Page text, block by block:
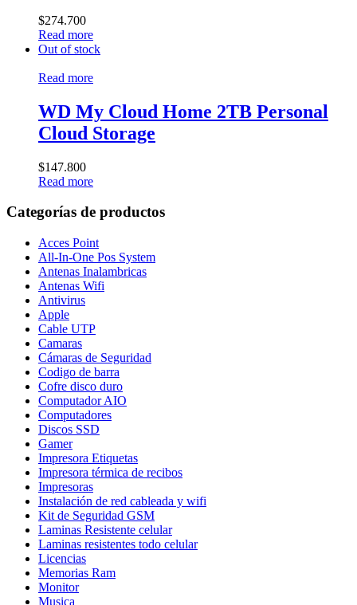
$274.700
Read more
Out of stock
Read more
WD My Cloud Home 2TB Personal
Cloud Storage
$147.800
Read more
Categorías de productos
Acces Point
All-In-One Pos System
Antenas Inalambricas
Antenas Wifi
Antivirus
Apple
Cable UTP
Camaras
Cámaras de Seguridad
Codigo de barra
Cofre disco duro
Computador AIO
Computadores
Discos SSD
Gamer
Impresora Etiquetas
Impresora térmica de recibos
Impresoras
Instalación de red cableada y wifi
Kit de Seguridad GSM
Laminas Resistente celular
Laminas resistentes todo celular
Licencias
Memorias Ram
Monitor
Musica